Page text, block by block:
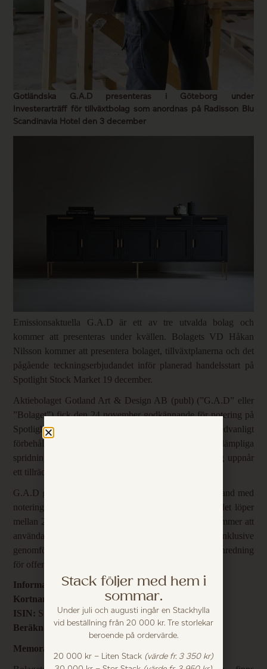
Gotländska G.A.D presenteras i Göteborg under
Investerarträff för tillväxtbolag som anordnas på Radisson Blu
Scandinavia Hotel den 3 december
Emissionsaktuella G.A.D är ett av tre utvalda bolag och
kommer att presenteras under kvällen. Bolagets VD Håkan
Nilsson kommer att presentera bolaget, tillväxtplanerna och det
pågående teckningserbjudandet inför planerad handelsstart på
Spotlight Stock Market 19 december.
Aktiebolaget Gotland Art & Design AB (publ) (”G.A.D” eller
”Bolaget”) fick den 24 november godkännande för notering på
Spotlight Stock Market.
Godkännandet sker med sedvanligt
förbehåll, däribland att Bolaget uppfyller tillämpliga
spridningskrav samt att Bolaget inför första handelsdag uppnår
ett tillräckligt antal aktieägare.
G.A.D genomför en nyemission om 15 MSEK i samband med
noteringen. Teckningsperioden för att delta i erbjudandet löper
mellan 25 november och 9 december. Nettolikviden kommer att
användas för att stärka marknadsnärvaron inklusive
genomförande av en utökad satsning på e-handel och inredning
för offentlig miljö.
Information om aktien
Kortnamn
ISIN: SE0026852808
Beräknad första handelsdag:19 december 2025
Memorandum
Stack följer med hem i
sommar.
Under juli och augusti ingår en Stackhylla
vid beställning från 20 000 kr. Tre storlekar
beroende på ordervärde.
20 000 kr – Liten Stack (värde fr. 3 350 kr)